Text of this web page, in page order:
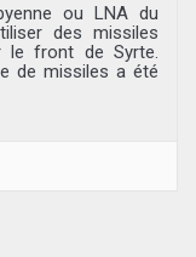
ou LNA du
des missiles
le front de Syrte.
de missiles a été